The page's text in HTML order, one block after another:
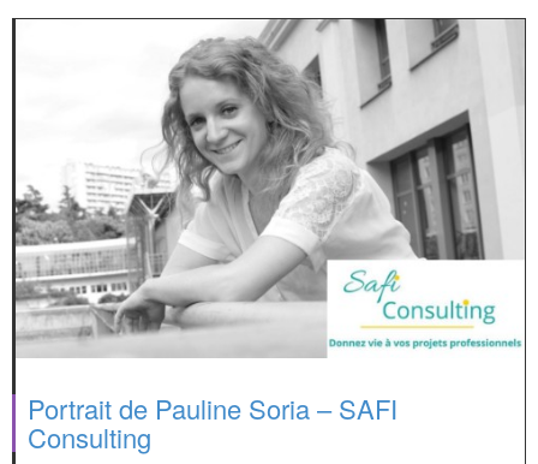
Portrait de Pauline Soria – SAFI
Consulting